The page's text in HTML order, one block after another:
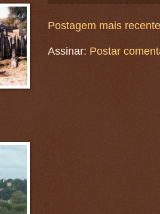
Postagem mais recente
Assinar: Postar